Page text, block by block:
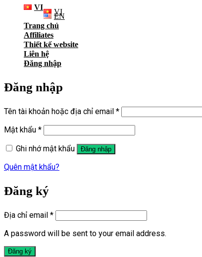
VI
VI
EN
Trang chủ
Affiliates
Thiết kế website
Liên hệ
Đăng nhập
Đăng nhập
Tên tài khoản hoặc địa chỉ email *
Mật khẩu *
Ghi nhớ mật khẩu
Đăng nhập
Quên mật khẩu?
Đăng ký
Địa chỉ email *
A password will be sent to your email address.
Đăng ký